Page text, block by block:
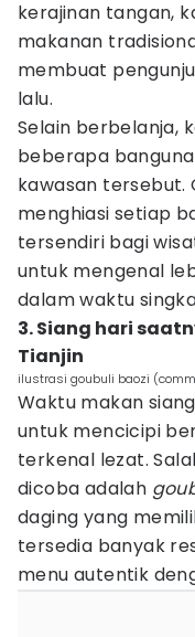
kerajinan tangan,
makanan
membuat
lalu.
Selain berbelanja,
beberapa
kawasan tersebut.
menghiasi setiap
tersendiri bagi
untuk mengenal
dalam waktu
3. Siang hari
Tianjin
ilustrasi goubuli baozi
Waktu makan
untuk mencicipi
terkenal lezat.
dicoba adalah
daging yang
tersedia banyak
menu autentik